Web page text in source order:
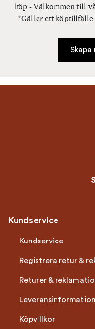
köp - Välkommen till
*Gäller ett köptillfälle
Skapa
Kundservice
Kundservice
Registrera retur &
Returer &
Leveransinformation
Köpvillkor